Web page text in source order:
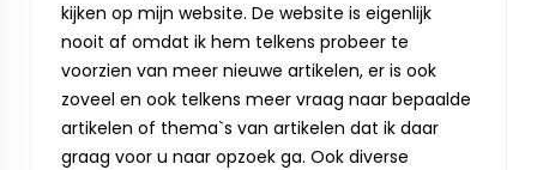
kijken op mijn website. De website is eigenlijk
nooit af omdat ik hem telkens probeer te
voorzien van meer nieuwe artikelen, er is ook
zoveel en ook telkens meer vraag naar bepaalde
artikelen of thema`s van artikelen dat ik daar
graag voor u naar opzoek ga. Ook diverse